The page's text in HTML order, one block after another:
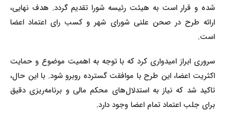
شده و قرار است به هیئت رئیسه شورا تقدیم گردد. هدف نهایی،
ارائه طرح در صحن علنی شورای شهر و کسب رای اعتماد اعضا
است.
سروری ابراز امیدواری کرد که با توجه به اهمیت موضوع و حمایت
اکثریت اعضا، این طرح با موافقت گسترده روبرو شود. با این حال،
تاکید شد که نیاز به استدلال‌های محکم مالی و برنامه‌ریزی دقیق
برای جلب اعتماد تمام اعضا وجود دارد.